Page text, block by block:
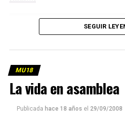
SEGUIR
MU18
La vida en asamblea
Publicada hace 18 años el 29/09/2008